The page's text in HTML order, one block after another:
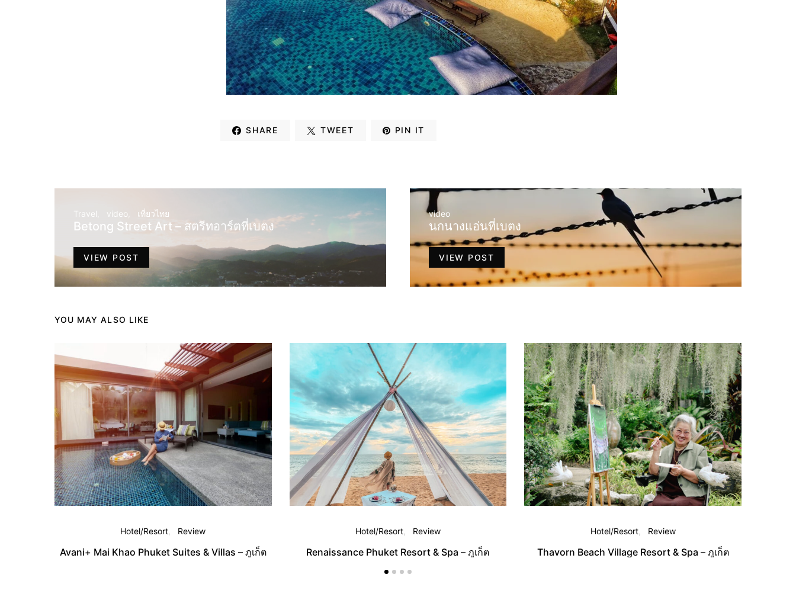
SHARE TWEET PIN IT
Travel video เที่ยวไทย
Betong Street Art – สตรีทอาร์ตที่เบตง
VIEW POST
video
นกนางแอ่นที่เบตง
VIEW POST
YOU MAY ALSO LIKE
Hotel/Resort Review
Avani+ Mai Khao Phuket Suites & Villas – ภูเก็ต
Hotel/Resort Review
Renaissance Phuket Resort & Spa – ภูเก็ต
Hotel/Resort Review
Thavorn Beach Village Resort & Spa – ภูเก็ต